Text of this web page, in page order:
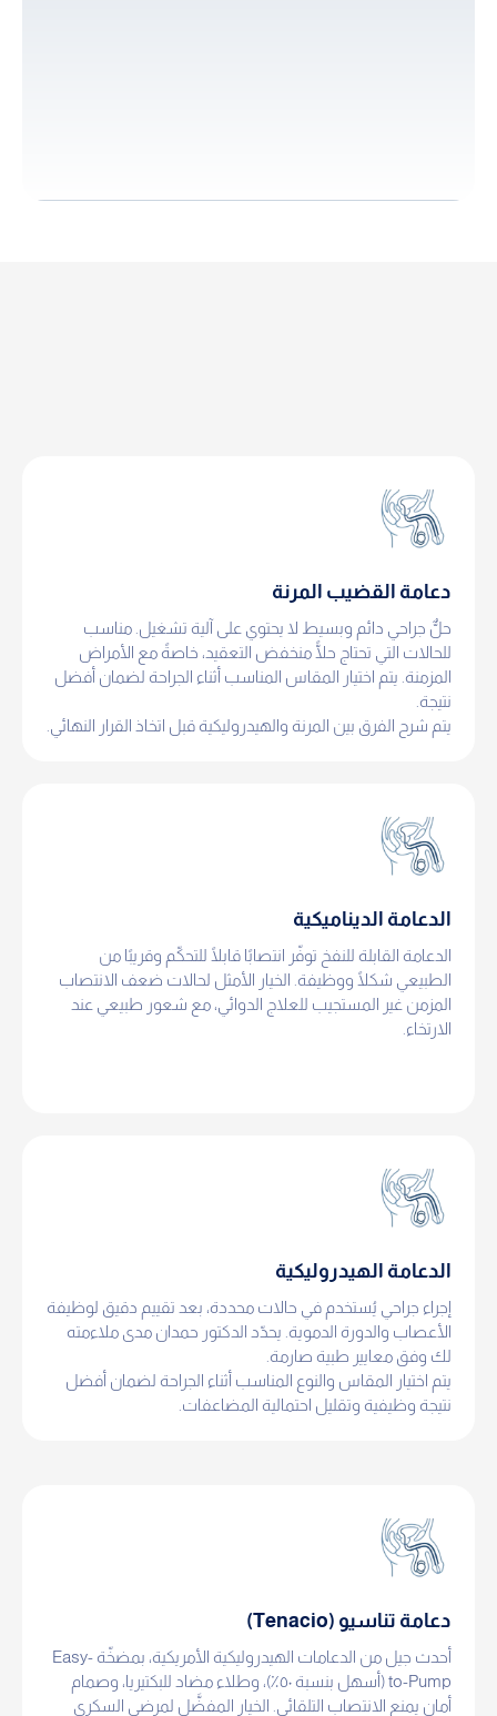
دعامة القضيب المرنة
حلٌّ جراحي دائم وبسيط لا يحتوي على آلية تشغيل. مناسب
للحالات التي تحتاج حلًّا منخفض التعقيد، خاصةً مع الأمراض
المزمنة. يتم اختيار المقاس المناسب أثناء الجراحة لضمان أفضل
نتيجة.
يتم شرح الفرق بين المرنة والهيدروليكية قبل اتخاذ القرار النهائي.
الدعامة الديناميكية
الدعامة القابلة للنفخ توفّر انتصابًا قابلًا للتحكّم وقريبًا من
الطبيعي شكلًا ووظيفة. الخيار الأمثل لحالات ضعف الانتصاب
المزمن غير المستجيب للعلاج الدوائي، مع شعور طبيعي عند
الارتخاء.
الدعامة الهيدروليكية
إجراء جراحي يُستخدم في حالات محددة، بعد تقييم دقيق لوظيفة
الأعصاب والدورة الدموية. يحدّد الدكتور حمدان مدى ملاءمته
لك وفق معايير طبية صارمة.
يتم اختيار المقاس والنوع المناسب أثناء الجراحة لضمان أفضل
نتيجة وظيفية وتقليل احتمالية المضاعفات.
دعامة تناسيو (Tenacio)
أحدث جيل من الدعامات الهيدروليكية الأمريكية، بمضخّة Easy-
to-Pump (أسهل بنسبة ٥٠٪)، وطلاء مضاد للبكتيريا، وصمام
أمان يمنع الانتصاب التلقائي. الخيار المفضَّل لمرضى السكري